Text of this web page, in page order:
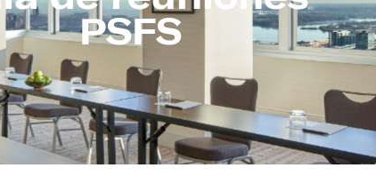
PSFS